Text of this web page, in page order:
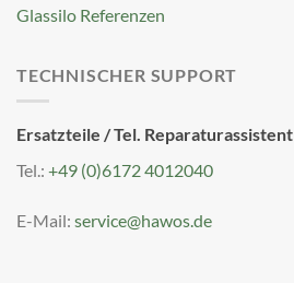
Glassilo Referenzen
TECHNISCHER SUPPORT
Ersatzteile / Tel. Reparaturassistent
Tel.: +49 (0)6172 4012040
E-Mail: service@hawos.de